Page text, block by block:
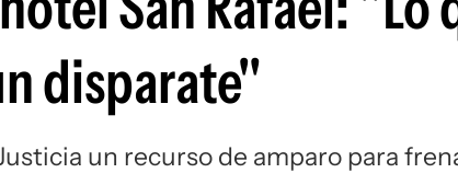
disparate"
un recurso de amparo para